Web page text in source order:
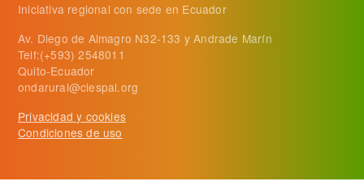
Iniciativa regional con sede en Ecuador
Av. Diego de Almagro N32-133 y Andrade Marín
Telf:(+593) 2548011
Quito-Ecuador
ondarural@ciespal.org
Privacidad y cookies
Condiciones de uso